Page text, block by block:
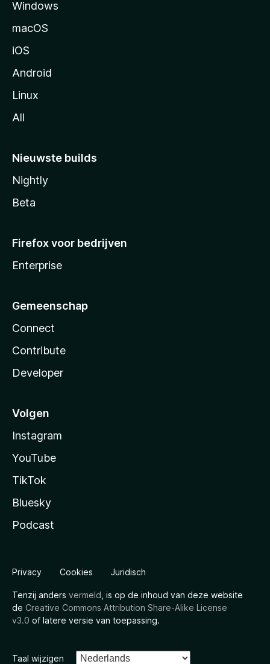
iWindows
macOS
iOS
Android
Linux
All
Nieuwste builds
Nightly
Beta
Firefox voor bedrijven
Enterprise
Gemeenschap
Connect
Contribute
Developer
Volgen
Instagram
YouTube
TikTok
Bluesky
Podcast
Privacy Cookies Juridisch
Tenzij anders vermeld , is op de inhoud van deze website
de Creative Commons Attribution Share-Alike License
v3.0 of latere versie van toepassing.
Taal wijzigen